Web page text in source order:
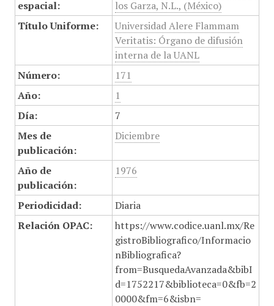
espacial:
los Garza, N.L., (México)
Título Uniforme:
Universidad Alere Flammam
Veritatis: Órgano de difusión
interna de la UANL
Número:
171
Año:
1
Día:
7
Mes de
publicación:
Diciembre
Año de
publicación:
1976
Periodicidad:
Diaria
Relación OPAC:
https://www.codice.uanl.mx/Re
gistroBibliografico/Informacio
nBibliografica?
from=BusquedaAvanzada&bibI
d=1752217&biblioteca=0&fb=2
0000&fm=6&isbn=